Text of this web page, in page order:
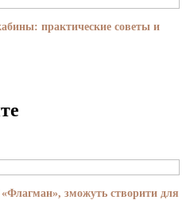
практические советы и
зможуть створити для